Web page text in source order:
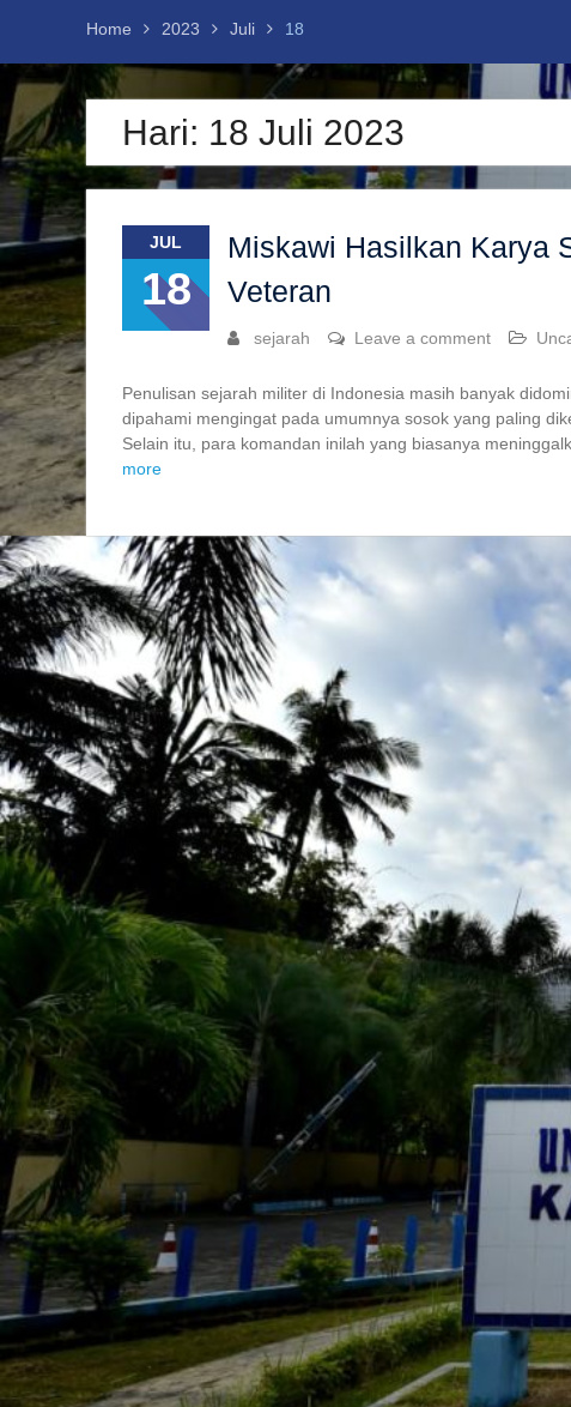
Kunjungan ke Istanah Kepresidenan
Yogyakarta
Seminar Nasional : Veteran “Pahlawan
Bangsa yang Sering Terlupakan”
Mahasiswa Pendidikan Sejarah UNIBA
Telusuri Bunker Jepang di Dusun Paliran,
Ketapang, Banyuwangi
Home 2023 Juli 18
Hari: 18 Juli 2023
JUL
18
Miskawi Hasilkan Karya
Veteran
sejarah Leave a comment
Penulisan sejarah militer di Indonesia masih banyak
dipahami mengingat pada umumnya sosok yang paling
Selain itu, para komandan inilah yang biasanya
more